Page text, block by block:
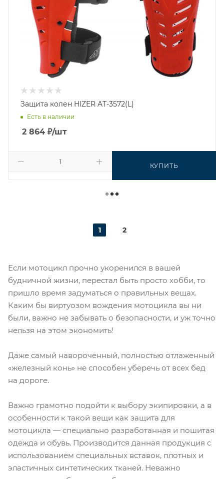
Защита колен HIZER AT-3572(L)
Есть в наличии
2 864 ₽/шт
КУПИТЬ
1 2
Если мотоцикл прочно укоренился в вашей
будничной жизни, перестал быть просто хобби, то
пришло время задуматься о правильных вещах.
Каким бы виртуозом вождения мотоцикла вы ни
были, важно не забывать о безопасности, и уж точно
нельзя на этом экономить!
Даже самый навороченный, полностью отлаженный
«железный конь» не способен уберечь от всех бед
на дороге.
Важно грамотно подойти к выбору экипировки, а в
особенности к такой вещи как защита для
мотоцикла — специально разработанная и пошитая
одежда и обувь. Производится данная продукция с
использованием специальных вставок, плотных и
эластичных синтетических тканей. Неважно